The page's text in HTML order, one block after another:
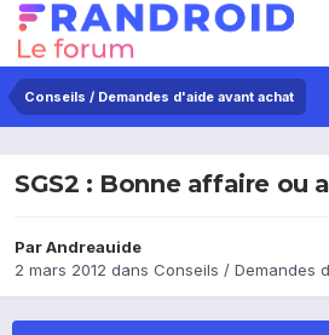
Conseils / Demandes d'aide avant achat
SGS2 : Bonne affaire ou
ParAndreauide
2 mars 2012 dans Conseils / Demandes